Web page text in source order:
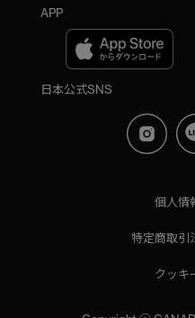
APP
日本公式SNS
個人情
特定商取引
クッキ